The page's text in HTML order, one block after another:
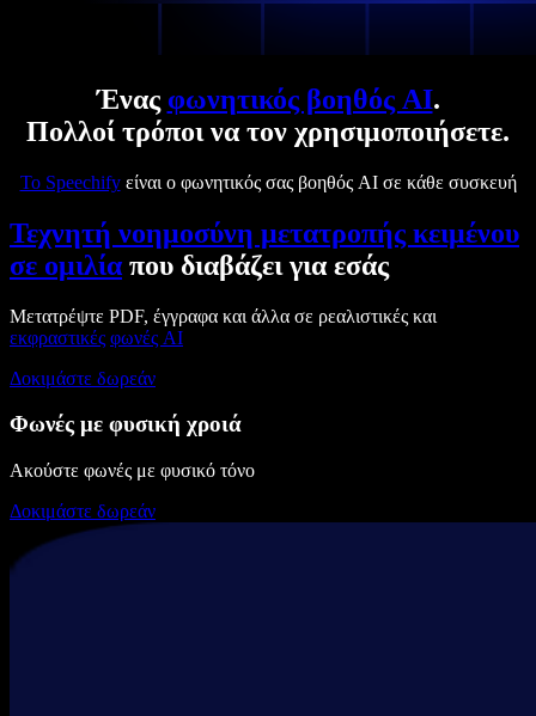
Ένας φωνητικός βοηθός AI.
Πολλοί τρόποι να τον χρησιμοποιήσετε.
Το Speechifyείναι ο φωνητικός σας βοηθός AI σε κάθε συσκευή
Τεχνητή νοημοσύνη μετατροπής κειμένου
σε ομιλία που διαβάζει για εσάς
Μετατρέψτε PDF, έγγραφα και άλλα σε ρεαλιστικές και
εκφραστικές φωνές AI
Δοκιμάστε δωρεάν
Φωνές με φυσική χροιά
Ακούστε φωνές με φυσικό τόνο
Δοκιμάστε δωρεάν